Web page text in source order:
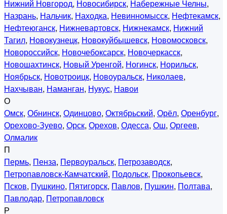
Нижний Новгород, Новосибирск, Набережные Челны,
Назрань, Нальчик, Находка, Невинномысск, Нефтекамск,
Нефтеюганск, Нижневартовск, Нижнекамск, Нижний
Тагил, Новокузнецк, Новокуйбышевск, Новомосковск,
Новороссийск, Новочебоксарск, Новочеркасск,
Новошахтинск, Новый Уренгой, Ногинск, Норильск,
Ноябрьск, Новотроицк, Новоуральск, Николаев,
Нахчыван, Наманган, Нукус, Навои
О
Омск, Обнинск, Одинцово, Октябрьский, Орёл, Оренбург,
Орехово-Зуево, Орск, Орехов, Одесса, Ош, Оргеев,
Олмалик
П
Пермь, Пенза, Первоуральск, Петрозаводск,
Петропавловск-Камчатский, Подольск, Прокопьевск,
Псков, Пушкино, Пятигорск, Павлов, Пушкин, Полтава,
Павлодар, Петропавловск
Р